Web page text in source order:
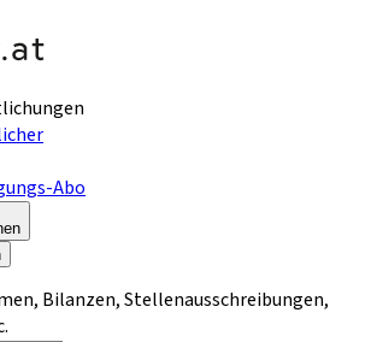
Abo
Bilanzen, Stellenausschreibungen,